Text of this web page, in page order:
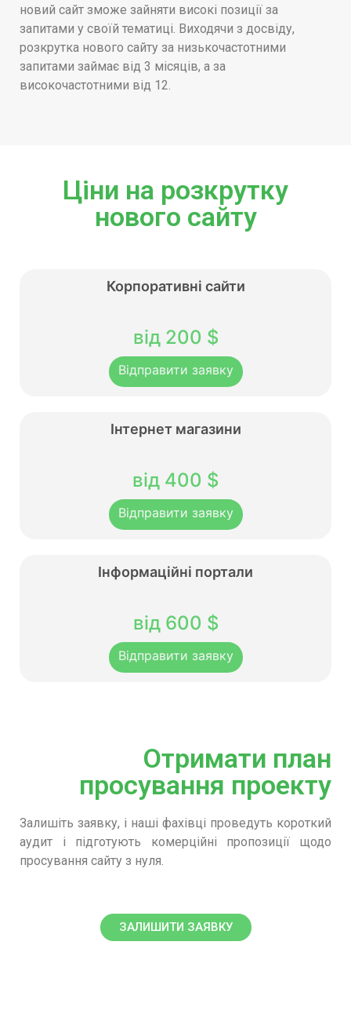
новий сайт зможе зайняти високі позиції за
запитами у своїй тематиці. Виходячи з досвіду,
розкрутка нового сайту за низькочастотними
запитами займає від 3 місяців, а за
високочастотними від 12.
Ціни на розкрутку
нового сайту
Корпоративні сайти
від 200 $
Відправити заявку
Інтернет магазини
від 400 $
Відправити заявку
Інформаційні портали
від 600 $
Відправити заявку
Отримати план
просування проекту
Залишіть заявку, і наші фахівці проведуть короткий
аудит і підготують комерційні пропозиції щодо
просування сайту з нуля.
ЗАЛИШИТИ ЗАЯВКУ